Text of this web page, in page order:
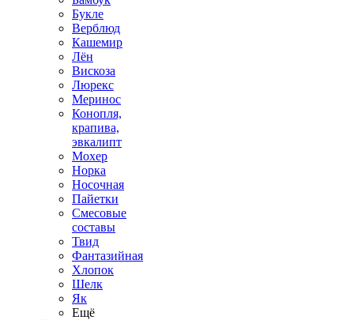
Букле
Верблюд
Кашемир
Лён
Вискоза
Люрекс
Меринос
Конопля,
крапива,
эвкалипт
Мохер
Норка
Носочная
Пайетки
Смесовые
составы
Твид
Фантазийная
Хлопок
Шелк
Як
Ещё